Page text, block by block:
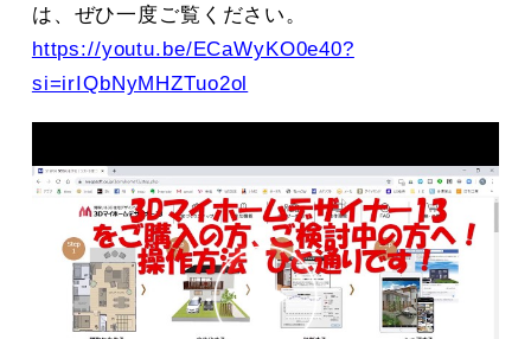
は、ぜひ一度ご覧ください。
https://youtu.be/ECaWyKO0e40?
si=irIQbNyMHZTuo2ol